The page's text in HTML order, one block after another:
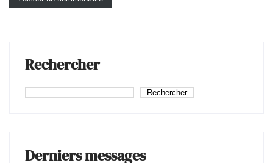
Rechercher
Rechercher
Derniers messages